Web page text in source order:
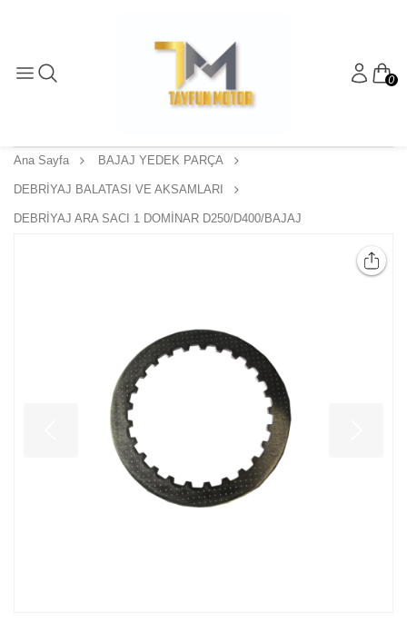
0
Ana Sayfa BAJAJ YEDEK PARÇA
DEBRİYAJ BALATASI VE AKSAMLARI
DEBRİYAJ ARA SACI 1 DOMİNAR D250/D400/BAJAJ